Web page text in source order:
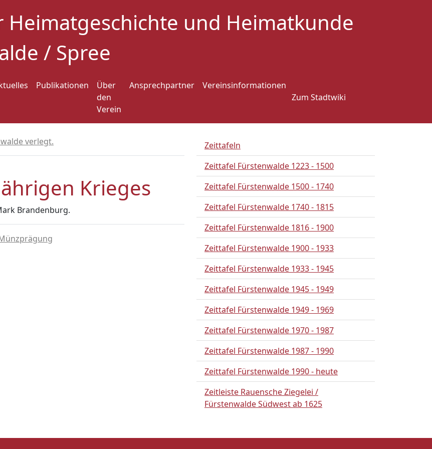
Heimatgeschichte und Heimatkunde
/ Spree
Publikationen
Über
den
Verein
Ansprechpartner
Vereinsinformationen
Zum Stadtwiki
verlegt.
Krieges
Brandenburg.
Zeittafeln
Zeittafel Fürstenwalde 1223 - 1500
Zeittafel Fürstenwalde 1500 - 1740
Zeittafel Fürstenwalde 1740 - 1815
Zeittafel Fürstenwalde 1816 - 1900
Zeittafel Fürstenwalde 1900 - 1933
Zeittafel Fürstenwalde 1933 - 1945
Zeittafel Fürstenwalde 1945 - 1949
Zeittafel Fürstenwalde 1949 - 1969
Zeittafel Fürstenwalde 1970 - 1987
Zeittafel Fürstenwalde 1987 - 1990
Zeittafel Fürstenwalde 1990 - heute
Zeitleiste Rauensche Ziegelei /
Fürstenwalde Südwest ab 1625